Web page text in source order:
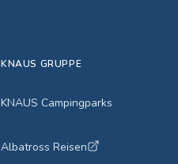
KNAUS GRUPPE
KNAUS Campingparks
Albatross Reisen